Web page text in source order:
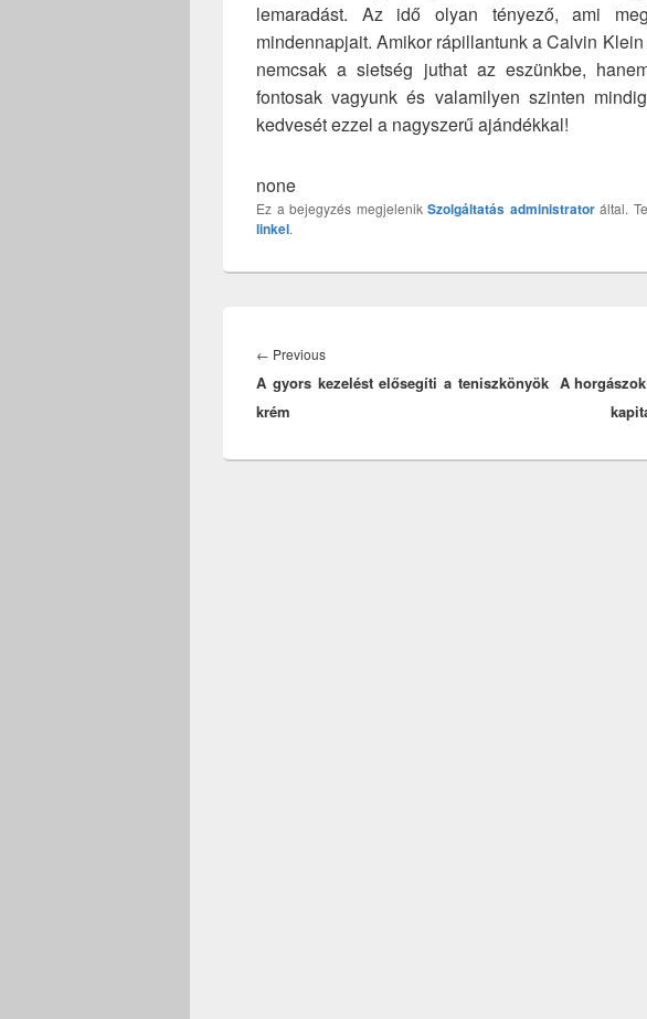
lemaradást. Az idő olyan tényező, ami
mindennapjait. Amikor rápillantunk a Calvin
nemcsak a sietség juthat az eszünkbe,
fontosak vagyunk és valamilyen szinten
kedvesét ezzel a nagyszerű ajándékkal!
none
Ez a bejegyzés megjelenik Szolgáltatás administratoráltal.
linkel.
navigáció
← PreviousPrevious
post:
A gyors kezelést elősegíti a teniszkönyök
krém
A